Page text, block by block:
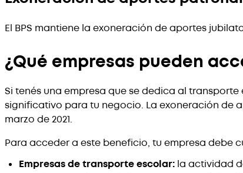
El BPS mantiene la exoneración de aportes
¿Qué empresas pueden
Si tenés una empresa que se dedica al
significativo para tu negocio. La exoneración de
marzo de 2021.
Para acceder a este beneficio, tu empresa debe
Empresas de transporte escolar: la actividad